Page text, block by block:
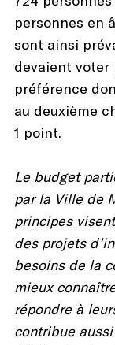
personnes en
sont ainsi
devaient voter
préférence
au deuxième
1 point.
Le budget
par la Ville de
principes
des projets
besoins de la
mieux
répondre à
contribue